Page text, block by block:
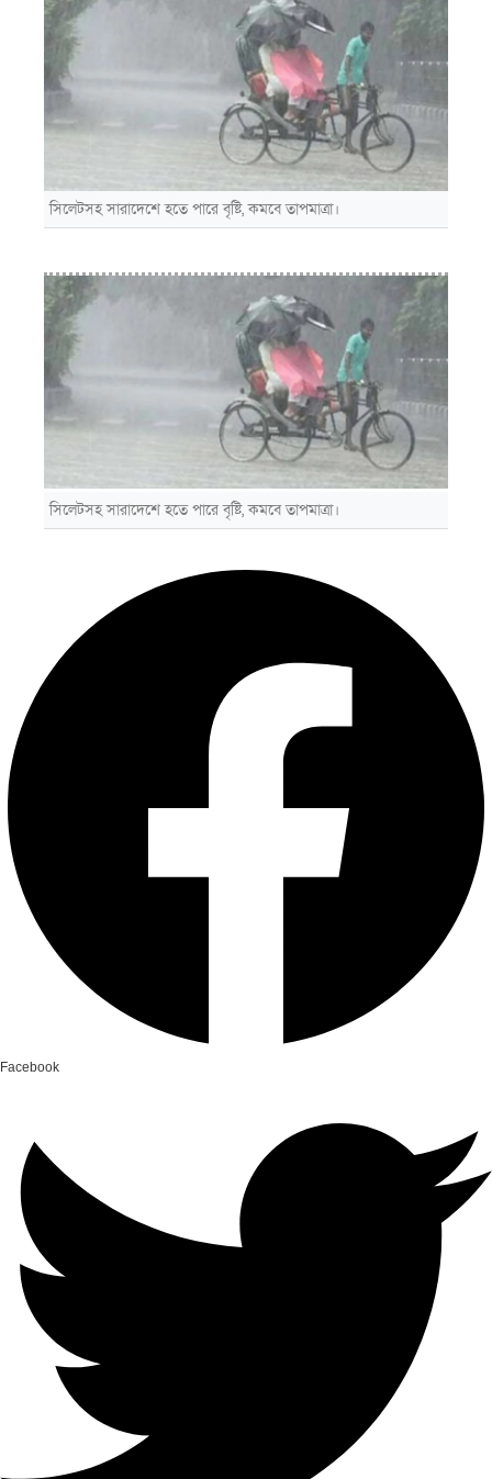
সিলেটসহ সারাদেশে হতে পারে বৃষ্টি, কমবে তাপমাত্রা।
সিলেটসহ সারাদেশে হতে পারে বৃষ্টি, কমবে তাপমাত্রা।
Facebook